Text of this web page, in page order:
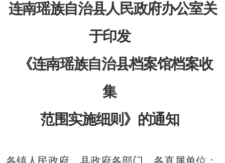
连南瑶族自治县人民政府办公室关
于印发
《连南瑶族自治县档案馆档案收
集
范围实施细则》的通知